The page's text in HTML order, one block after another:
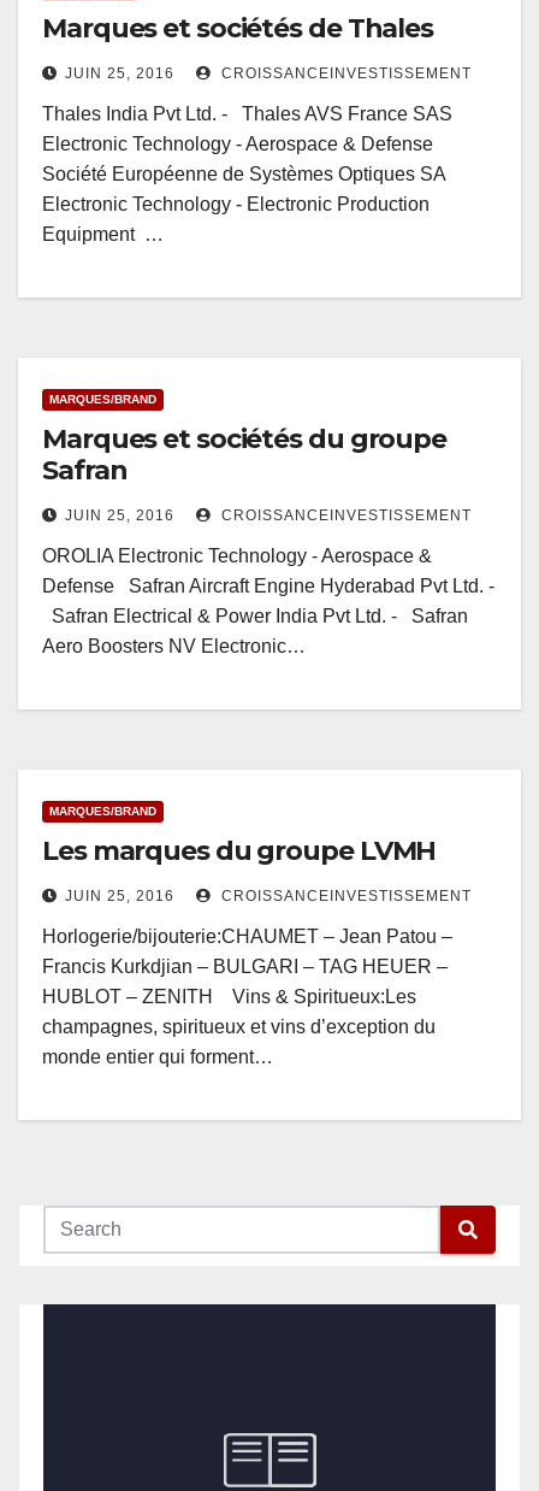
Marques et sociétés de Thales
JUIN 25, 2016 CROISSANCEINVESTISSEMENT
Thales India Pvt Ltd. - Thales AVS France SAS
Electronic Technology - Aerospace & Defense
Société Européenne de Systèmes Optiques SA
Electronic Technology - Electronic Production
Equipment …
MARQUES/BRAND
Marques et sociétés du groupe
Safran
JUIN 25, 2016 CROISSANCEINVESTISSEMENT
OROLIA Electronic Technology - Aerospace &
Defense Safran Aircraft Engine Hyderabad Pvt Ltd. -
Safran Electrical & Power India Pvt Ltd. - Safran
Aero Boosters NV Electronic…
MARQUES/BRAND
Les marques du groupe LVMH
JUIN 25, 2016 CROISSANCEINVESTISSEMENT
Horlogerie/bijouterie:CHAUMET – Jean Patou –
Francis Kurkdjian – BULGARI – TAG HEUER –
HUBLOT – ZENITH Vins & Spiritueux:Les
champagnes, spiritueux et vins d’exception du
monde entier qui forment…